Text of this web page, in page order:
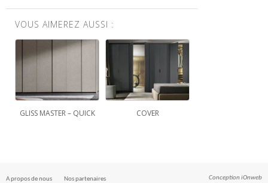
VOUS AIMEREZ AUSSI :
GLISS MASTER – QUICK COVER
A propos de nous Nos partenaires Conception iOnweb